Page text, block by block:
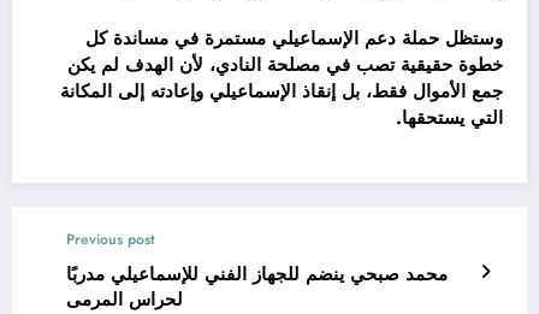
وستظل حملة دعم الإسماعيلي مستمرة في مساندة كل
خطوة حقيقية تصب في مصلحة النادي، لأن الهدف لم يكن
جمع الأموال فقط، بل إنقاذ الإسماعيلي وإعادته إلى المكانة
التي يستحقها.
Previous post
محمد صبحي ينضم للجهاز الفني للإسماعيلي مدربًا
لحراس المرمى